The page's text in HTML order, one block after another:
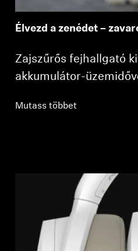
Élvezd a zenédet –
Zajszűrős fejhallgató
akkumulátor-
Mutass többet